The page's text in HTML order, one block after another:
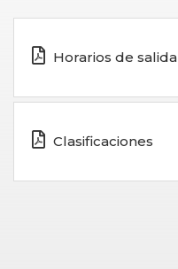
Horarios de salida
Clasificaciones